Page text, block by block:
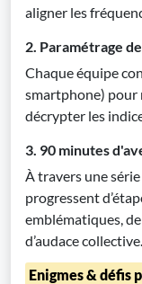
aligner les
2. Paramétrage
Chaque équipe
smartphone) pour
décrypter les
3. 90 minutes
À travers une série
progressent
emblématiques,
d’audace collective.
Enigmes & défis